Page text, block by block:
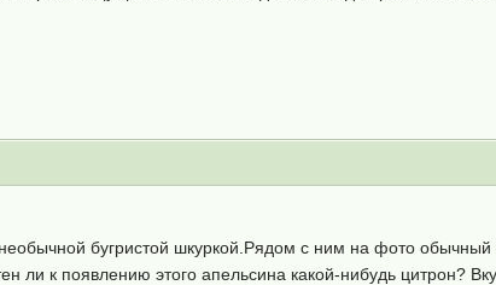
бугристой шкуркой.Рядом с ним на фото обычный
ли к появлению этого апельсина какой-нибудь цитрон?